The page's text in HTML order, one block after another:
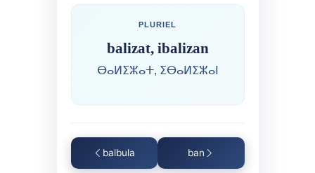
PLURIEL
balizat, ibalizan
ⴱⴰⵍⵉⵣⴰⵜ, ⵉⴱⴰⵍⵉⵣⴰⵏ
balbula ban